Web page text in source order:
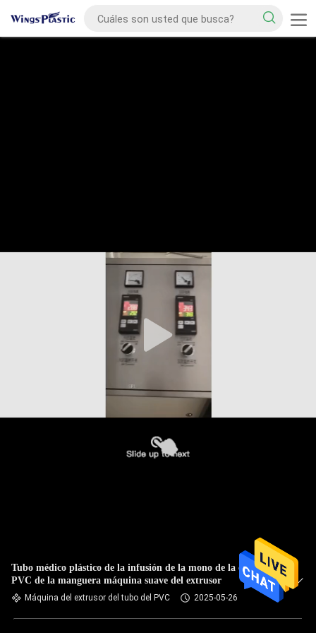
Tubo médico plástico de la infusión de la mono de la capa del
PVC de la manguera máquina suave del extrusor
Máquina del extrusor del tubo del PVC 2025-05-26